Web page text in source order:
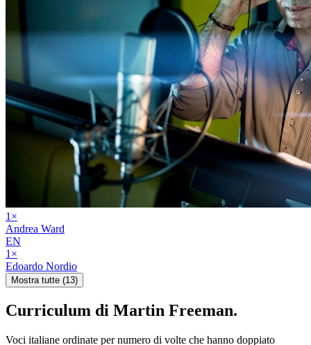
1 ×
Andrea Ward
EN
1 ×
Edoardo Nordio
Mostra tutte (13)
Curriculum di Martin Freeman.
Voci italiane ordinate per numero di volte che hanno doppiato